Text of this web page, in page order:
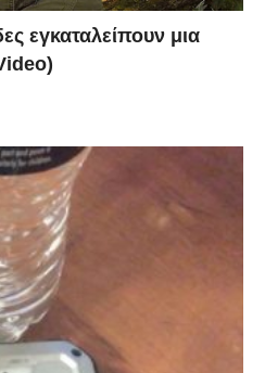
εγκαταλείπουν μια